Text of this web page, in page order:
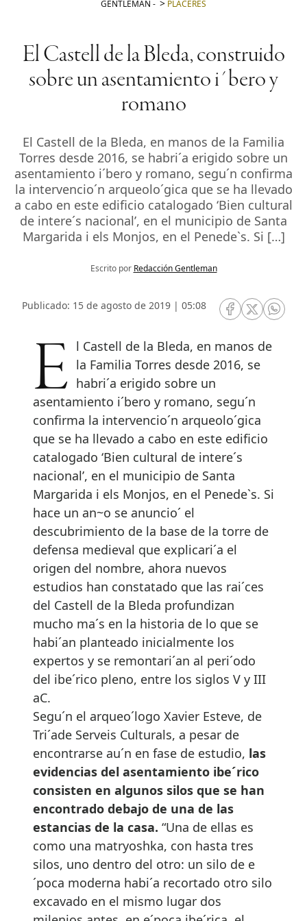
GENTLEMAN - PLACERES
El Castell de la Bleda, construido
sobre un asentamiento i´bero y
romano
El Castell de la Bleda, en manos de la Familia
Torres desde 2016, se habri´a erigido sobre un
asentamiento i´bero y romano, segu´n confirma
la intervencio´n arqueolo´gica que se ha llevado
a cabo en este edificio catalogado ‘Bien cultural
de intere´s nacional’, en el municipio de Santa
Margarida i els Monjos, en el Penede`s. Si […]
Escrito por Redacción Gentleman
Publicado: 15 de agosto de 2019 | 05:08
RRSS Facebook
RRSSRRSS
El Castell de la Bleda, en manos de la Familia Torres desde 2016, se
habri´a erigido sobre un
asentamiento i´bero y romano, segu´n
confirma la intervencio´n arqueolo´gica
que se ha llevado a cabo en este edificio
catalogado ‘Bien cultural de intere´s
nacional’, en el municipio de Santa
Margarida i els Monjos, en el Penede`s. Si
hace un an~o se anuncio´ el
descubrimiento de la base de la torre de
defensa medieval que explicari´a el
origen del nombre, ahora nuevos
estudios han constatado que las rai´ces
del Castell de la Bleda profundizan
mucho ma´s en la historia de lo que se
habi´an planteado inicialmente los
expertos y se remontari´an al peri´odo
del ibe´rico pleno, entre los siglos V y III
aC.
Segu´n el arqueo´logo Xavier Esteve, de
Tri´ade Serveis Culturals, a pesar de
encontrarse au´n en fase de estudio, las
evidencias del asentamiento ibe´rico
consisten en algunos silos que se han
encontrado debajo de una de las
estancias de la casa. “Una de ellas es
como una matryoshka, con hasta tres
silos, uno dentro del otro: un silo de e
´poca moderna habi´a recortado otro silo
excavado en el mismo lugar dos